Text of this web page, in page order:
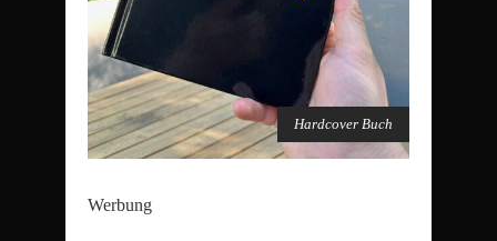
Hardcover Buch
Werbung